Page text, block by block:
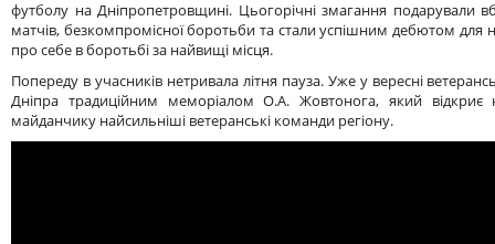
футболу на Дніпропетровщині. Цьогорічні змагання подарували
матчів, безкомпромісної боротьби та стали успішним дебютом для
про себе в боротьбі за найвищі місця.
Попереду в учасників нетривала літня пауза. Уже у вересні
Дніпра традиційним меморіалом О.А. Жовтонога, який
майданчику найсильніші ветеранські команди регіону.